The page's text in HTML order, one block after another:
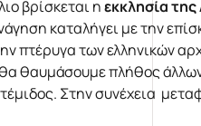
βρίσκεται ηεκκλησία
καταλήγει με την
πτέρυγα των ελληνικών
θαυμάσουμε πλήθος
Στην συνέχεια